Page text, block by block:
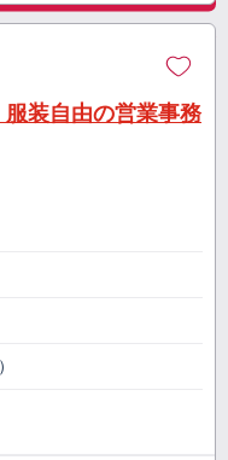
服装自由の営業事務